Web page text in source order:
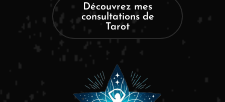
Découvrez mes
consultations de
Tarot